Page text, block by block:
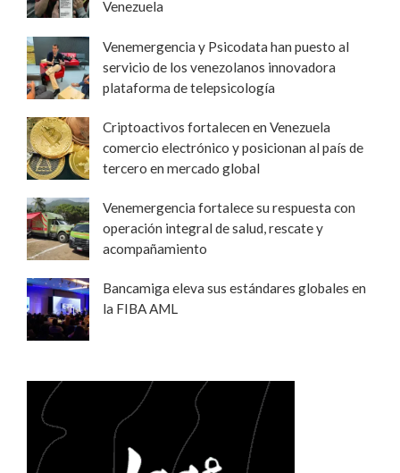
Venezuela
Venemergencia y Psicodata han puesto al
servicio de los venezolanos innovadora
plataforma de telepsicología
Criptoactivos fortalecen en Venezuela
comercio electrónico y posicionan al país de
tercero en mercado global
Venemergencia fortalece su respuesta con
operación integral de salud, rescate y
acompañamiento
Bancamiga eleva sus estándares globales en
la FIBA AML